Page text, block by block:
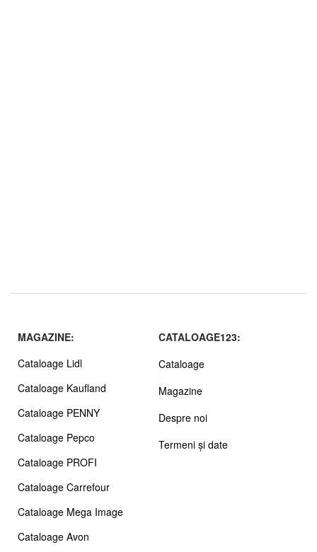
MAGAZINE:
Cataloage Lidl
Cataloage Kaufland
Cataloage PENNY
Cataloage Pepco
Cataloage PROFI
Cataloage Carrefour
Cataloage Mega Image
Cataloage Avon
CATALOAGE123:
Cataloage
Magazine
Despre noi
Termeni și date